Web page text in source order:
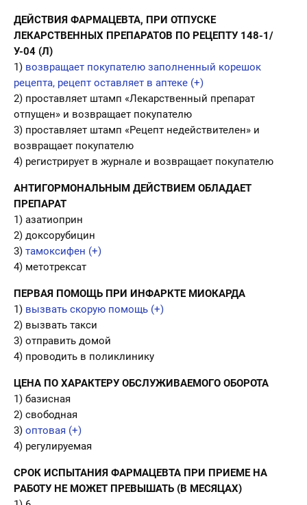
ДЕЙСТВИЯ ФАРМАЦЕВТА, ПРИ ОТПУСКЕ
ЛЕКАРСТВЕННЫХ ПРЕПАРАТОВ ПО РЕЦЕПТУ 148-1/
У-04 (Л)
1) возвращает покупателю заполненный корешок
рецепта, рецепт оставляет в аптеке (+)
2) проставляет штамп «Лекарственный препарат
отпущен» и возвращает покупателю
3) проставляет штамп «Рецепт недействителен» и
возвращает покупателю
4) регистрирует в журнале и возвращает покупателю
АНТИГОРМОНАЛЬНЫМ ДЕЙСТВИЕМ ОБЛАДАЕТ
ПРЕПАРАТ
1) азатиоприн
2) доксорубицин
3) тамоксифен (+)
4) метотрексат
ПЕРВАЯ ПОМОЩЬ ПРИ ИНФАРКТЕ МИОКАРДА
1) вызвать скорую помощь (+)
2) вызвать такси
3) отправить домой
4) проводить в поликлинику
ЦЕНА ПО ХАРАКТЕРУ ОБСЛУЖИВАЕМОГО ОБОРОТА
1) базисная
2) свободная
3) оптовая (+)
4) регулируемая
СРОК ИСПЫТАНИЯ ФАРМАЦЕВТА ПРИ ПРИЕМЕ НА
РАБОТУ НЕ МОЖЕТ ПРЕВЫШАТЬ (В МЕСЯЦАХ)